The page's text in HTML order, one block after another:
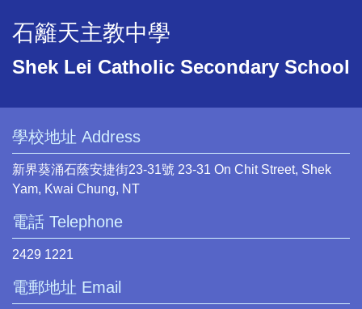
石籬天主教中學
Shek Lei Catholic Secondary School
學校地址 Address
新界葵涌石蔭安捷街23-31號 23-31 On Chit Street, Shek
Yam, Kwai Chung, NT
電話 Telephone
2429 1221
電郵地址 Email